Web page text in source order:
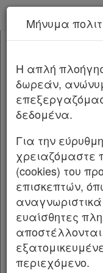
Κεφαλίδα
Σώμα [-]
ΜΕΡΟΣ
ΤΜΗΜΑ Α
Άρθρο 2
Άρθρο 3
Άρθρο 4
Άρθρο 5
Άρθρο 6
Παρ.2
Άρθρο 7
Παρ.1
Νέα υπηρεσία
Νόμος 4478/
Με τις
NOMOΣ ΥΠ’
) Κύρωση και
νομοθεσίας στη
16ης Μαΐου
για τη
και δήμευση
τρομοκρατίας,
Μήνυμα
H απλή
δωρεάν,
δεδομένα.
Για την
χρειαζόμαστε
(cookies) του
επισκεπτών,
ευαίσθητες
περιεχόμενο.